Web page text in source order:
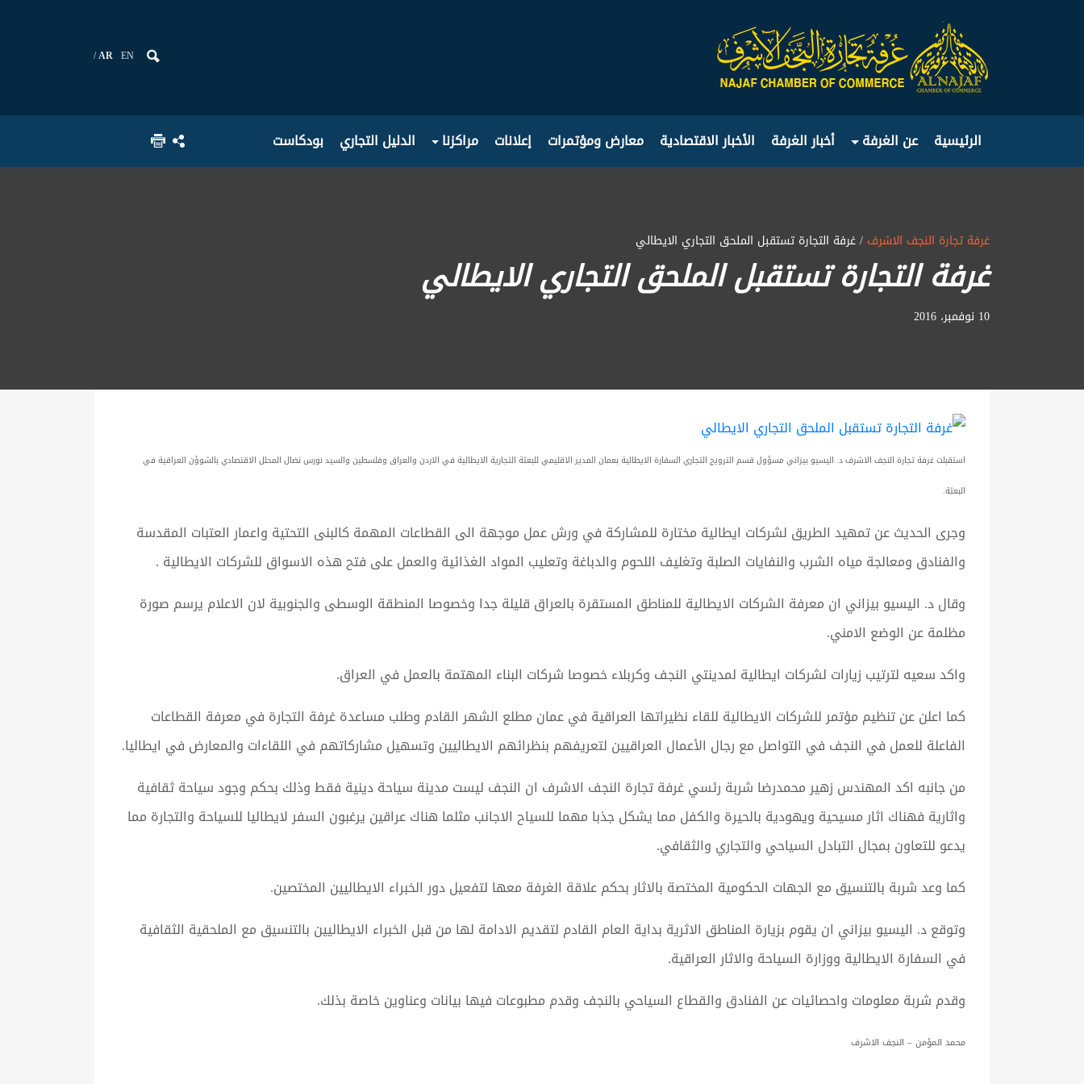
AR EN
الرئيسية عن الغرفة أخبار الغرفة الأخبار الاقتصادية معارض ومؤتمرات إعلانات مراكزنا الدليل التجاري بودكاست
غرفة تجارة النجف الاشرف / غرفة التجارة تستقبل الملحق التجاري الايطالي
غرفة التجارة تستقبل الملحق التجاري الايطالي
10 نوفمبر، 2016
استقبلت غرفة تجارة النجف الاشرف د. اليسيو بيزاني مسؤول قسم الترويج التجاري السفارة الايطالية بعمان المدير الاقليمي للبعثة التجارية الايطالية في الاردن والعراق وفلسطين والسيد نورس نضال المحلل الاقتصادي بالشوؤن العراقية في
البعثة.
وجرى الحديث عن تمهيد الطريق لشركات ايطالية مختارة للمشاركة في ورش عمل موجهة الى القطاعات المهمة كالبنى التحتية واعمار العتبات المقدسة
والفنادق ومعالجة مياه الشرب والنفايات الصلبة وتغليف اللحوم والدباغة وتعليب المواد الغذائية والعمل على فتح هذه الاسواق للشركات الايطالية .
وقال د. اليسيو بيزاني ان معرفة الشركات الايطالية للمناطق المستقرة بالعراق قليلة جدا وخصوصا المنطقة الوسطى والجنوبية لان الاعلام يرسم صورة
مظلمة عن الوضع الامني.
واكد سعيه لترتيب زيارات لشركات ايطالية لمدينتي النجف وكربلاء خصوصا شركات البناء المهتمة بالعمل في العراق.
كما اعلن عن تنظيم مؤتمر للشركات الايطالية للقاء نظيراتها العراقية في عمان مطلع الشهر القادم وطلب مساعدة غرفة التجارة في معرفة القطاعات
الفاعلة للعمل في النجف في التواصل مع رجال الأعمال العراقيين لتعريفهم بنظرائهم الايطاليين وتسهيل مشاركاتهم في اللقاءات والمعارض في ايطاليا.
من جانبه اكد المهندس زهير محمدرضا شربة رئسي غرفة تجارة النجف الاشرف ان النجف ليست مدينة سياحة دينية فقط وذلك بحكم وجود سياحة ثقافية
واثارية فهناك اثار مسيحية ويهودية بالحيرة والكفل مما يشكل جذبا مهما للسياح الاجانب مثلما هناك عراقين يرغبون السفر لايطاليا للسياحة والتجارة مما
يدعو للتعاون بمجال التبادل السياحي والتجاري والثقافي.
كما وعد شربة بالتنسيق مع الجهات الحكومية المختصة بالاثار بحكم علاقة الغرفة معها لتفعيل دور الخبراء الايطاليين المختصين.
وتوقع د. اليسيو بيزاني ان يقوم بزيارة المناطق الاثرية بداية العام القادم لتقديم الادامة لها من قبل الخبراء الايطاليين بالتنسيق مع الملحقية الثقافية
في السفارة الايطالية ووزارة السياحة والاثار العراقية.
وقدم شربة معلومات واحصائيات عن الفنادق والقطاع السياحي بالنجف وقدم مطبوعات فيها بيانات وعناوين خاصة بذلك.
محمد المؤمن – النجف الاشرف